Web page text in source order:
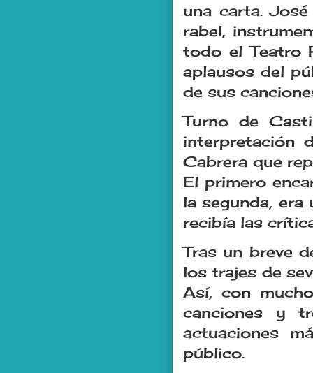
una carta.
rabel,
todo el Teatro
aplausos del
de sus
Turno de
interpretación
Cabrera que
El primero
la segunda, era
recibía las
Tras un breve
los trajes de
Así, con
canciones y
actuaciones
público.